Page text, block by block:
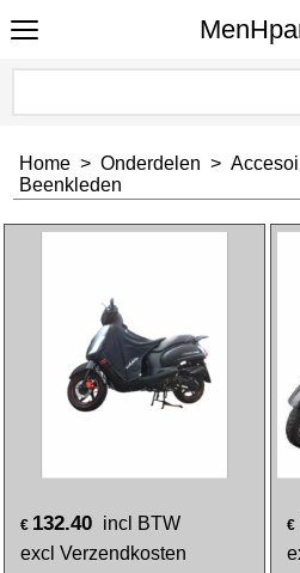
Home > Onderdelen >
Beenkleden
€ 132.40 incl BTW
excl Verzendkosten
€